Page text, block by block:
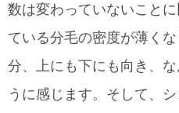
数は変わっていないこと
ている分毛の密度が薄く
分、上にも下にも向き、
うに感じます。そして、